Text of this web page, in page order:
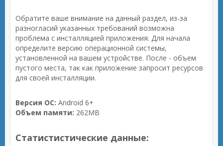
Обратите ваше внимание на данный раздел, из-за
разногласий указанных требований возможна
проблема с инсталляцией приложения. Для начала
определите версию операционной системы,
установленной на вашем устройстве. После - объем
пустого места, так как приложение запросит ресурсов
для своей инсталляции.
Версия ОС: Android 6+
Объем памяти: 262MB
Статистистические данные: